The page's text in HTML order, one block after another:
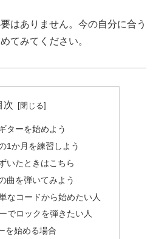
はありません。今の自分に合う
てみてください。
次
ターを始めよう
1か月を練習しよう
いたときはこちら
曲を弾いてみよう
なコードから始めたい人
でロックを弾きたい人
を始める場合